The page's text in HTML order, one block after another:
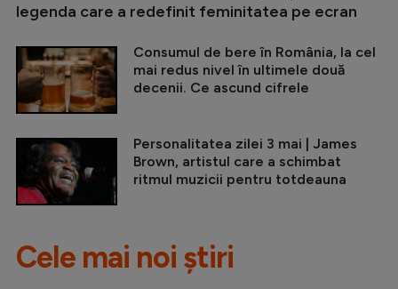
legenda care a redefinit feminitatea pe ecran
Consumul de bere în România, la cel
mai redus nivel în ultimele două
decenii. Ce ascund cifrele
Personalitatea zilei 3 mai | James
Brown, artistul care a schimbat
ritmul muzicii pentru totdeauna
Cele mai noi știri